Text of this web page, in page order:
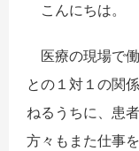
こんにちは。
医療の現場で
との１対１の関
ねるうちに、患
方々もまた仕事